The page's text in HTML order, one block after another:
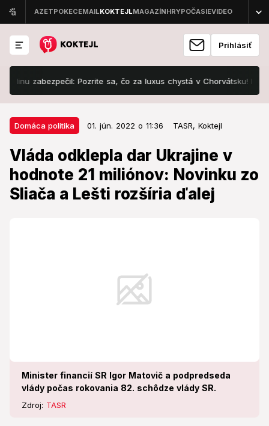
Prihlásiť
zabezpečil: Pozrite sa, čo za luxus chystá v Chorvátsku! Baví ma
Domáca politika 01. jún. 2022 o 11:36 TASR, Koktejl
Vláda odklepla dar Ukrajine v
hodnote 21 miliónov: Novinku zo
Sliača a Lešti rozšíria ďalej
Minister financií SR Igor Matovič a podpredseda
vlády počas rokovania 82. schôdze vlády SR.
Zdroj: TASR
Domáca politika 01. jún. 2022 o 11:36
Vláda odklepla dar Ukrajine v
hodnote 21 miliónov: Novinku zo
Sliača a Lešti rozšíria ďalej